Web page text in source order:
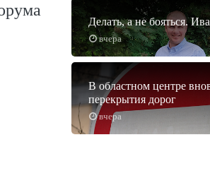
вчера
Делать, а не бояться.
вчера
В областном центре
перекрытия дорог